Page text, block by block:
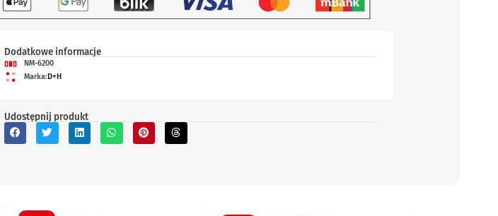
Dodatkowe informacje
NM-6200
Marka: D+H
Udostępnij produkt